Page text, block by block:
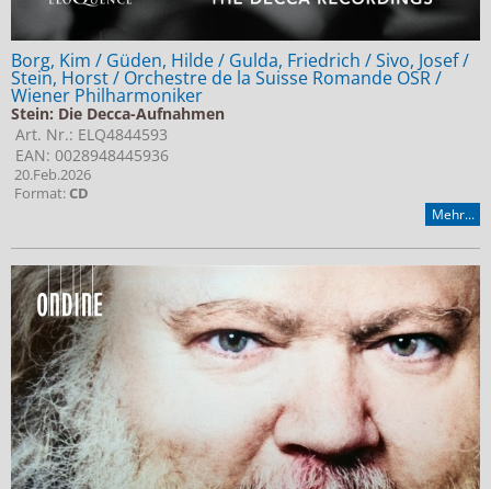
Borg, Kim / Güden, Hilde / Gulda, Friedrich / Sivo, Josef /
Stein, Horst / Orchestre de la Suisse Romande OSR /
Wiener Philharmoniker
Stein: Die Decca-Aufnahmen
Art. Nr.: ELQ4844593
EAN: 0028948445936
20.Feb.2026
Format:CD
Mehr...